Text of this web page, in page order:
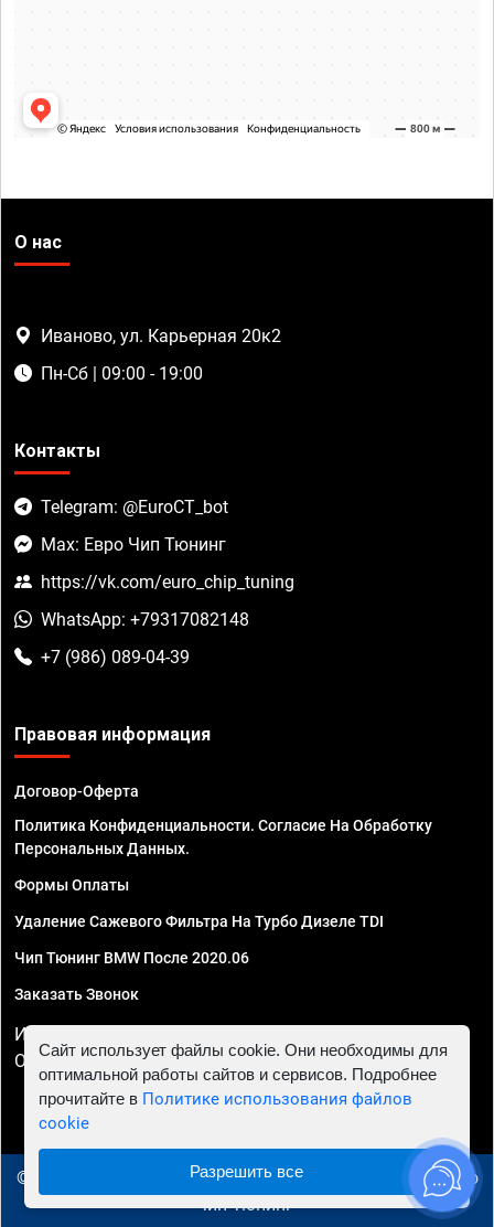
О нас
Иваново, ул. Карьерная 20к2
Пн-Сб | 09:00 - 19:00
Контакты
Telegram: @EuroCT_bot
Max: Евро Чип Тюнинг
https://vk.com/euro_chip_tuning
WhatsApp: +79317082148
+7 (986) 089-04-39
Правовая информация
Договор-Оферта
Политика Конфиденциальности. Согласие На Обработку
Персональных Данных.
Формы Оплаты
Удаление Сажевого Фильтра На Турбо Дизеле TDI
Чип Тюнинг BMW После 2020.06
Заказать Звонок
ИП Смирнов Георгий Павлович. ИНН 781302555843,
ОГРНИП 324470400032610
© 2010 - 2026 Чип тюнинг в Иваново - Автосервис "Евро
Чип Тюнинг"
Сайт использует файлы cookie. Они необходимы для
оптимальной работы сайтов и сервисов. Подробнее
прочитайте в Политике использования файлов
cookie
Разрешить все